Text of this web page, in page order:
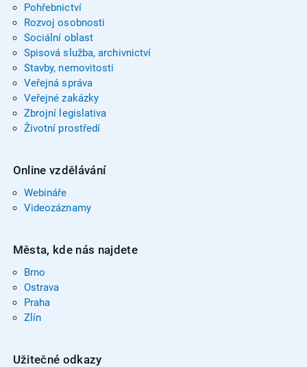
Pohřebnictví
Rozvoj osobnosti
Sociální oblast
Spisová služba, archivnictví
Stavby, nemovitosti
Veřejná správa
Veřejné zakázky
Zbrojní legislativa
Životní prostředí
Online vzdělávání
Webináře
Videozáznamy
Města, kde nás najdete
Brno
Ostrava
Praha
Zlín
Užitečné odkazy